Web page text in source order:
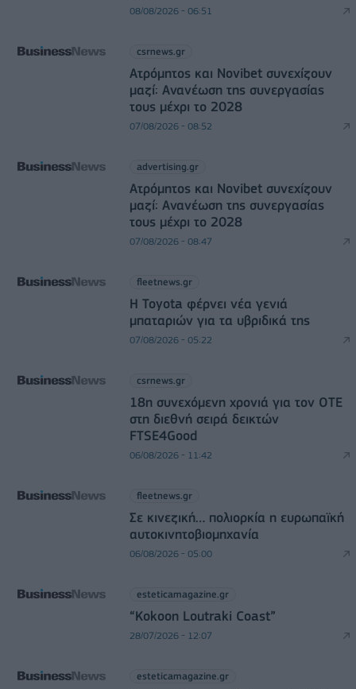
08/08/2026 - 06:51
csrnews.gr
Ατρόμητος και Novibet συνεχίζουν
μαζί: Ανανέωση της συνεργασίας
τους μέχρι το 2028
07/08/2026 - 08:52
advertising.gr
Ατρόμητος και Novibet συνεχίζουν
μαζί: Ανανέωση της συνεργασίας
τους μέχρι το 2028
07/08/2026 - 08:47
fleetnews.gr
Η Toyota φέρνει νέα γενιά
μπαταριών για τα υβριδικά της
07/08/2026 - 05:22
csrnews.gr
18η συνεχόμενη χρονιά για τον ΟΤΕ
στη διεθνή σειρά δεικτών
FTSE4Good
06/08/2026 - 11:42
fleetnews.gr
Σε κινεζική… πολιορκία η ευρωπαϊκή
αυτοκινητοβιομηχανία
06/08/2026 - 05:00
esteticamagazine.gr
“Kokoon Loutraki Coast”
28/07/2026 - 12:07
esteticamagazine.gr